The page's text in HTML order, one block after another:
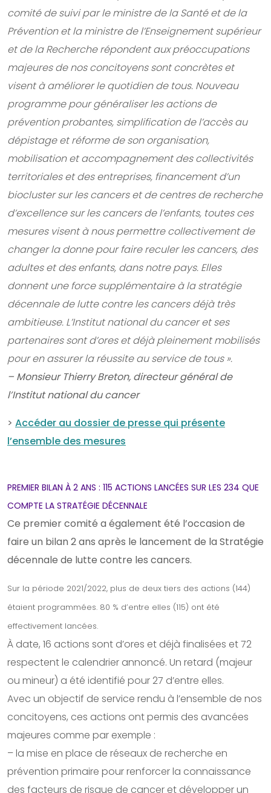
comité de suivi par le ministre de la Santé et de la
Prévention et la ministre de l’Enseignement supérieur
et de la Recherche répondent aux préoccupations
majeures de nos concitoyens sont concrètes et
visent à améliorer le quotidien de tous. Nouveau
programme pour généraliser les actions de
prévention probantes, simplification de l’accès au
dépistage et réforme de son organisation,
mobilisation et accompagnement des collectivités
territoriales et des entreprises, financement d’un
biocluster sur les cancers et de centres de recherche
d’excellence sur les cancers de l’enfants, toutes ces
mesures visent à nous permettre collectivement de
changer la donne pour faire reculer les cancers, des
adultes et des enfants, dans notre pays. Elles
donnent une force supplémentaire à la stratégie
décennale de lutte contre les cancers déjà très
ambitieuse. L’Institut national du cancer et ses
partenaires sont d’ores et déjà pleinement mobilisés
pour en assurer la réussite au service de tous ».
– Monsieur Thierry Breton, directeur général de
l’Institut national du cancer
> Accéder au dossier de presse qui présente
l’ensemble des mesures
PREMIER BILAN À 2 ANS : 115 ACTIONS LANCÉES SUR LES 234 QUE
COMPTE LA STRATÉGIE DÉCENNALE
Ce premier comité a également été l’occasion de
faire un bilan 2 ans après le lancement de la Stratégie
décennale de lutte contre les cancers.
Sur la période 2021/2022, plus de deux tiers des actions (144)
étaient programmées. 80 % d’entre elles (115) ont été
effectivement lancées.
À date, 16 actions sont d’ores et déjà finalisées et 72
respectent le calendrier annoncé. Un retard (majeur
ou mineur) a été identifié pour 27 d’entre elles.
Avec un objectif de service rendu à l’ensemble de nos
concitoyens, ces actions ont permis des avancées
majeures comme par exemple :
– la mise en place de réseaux de recherche en
prévention primaire pour renforcer la connaissance
des facteurs de risque de cancer et développer un